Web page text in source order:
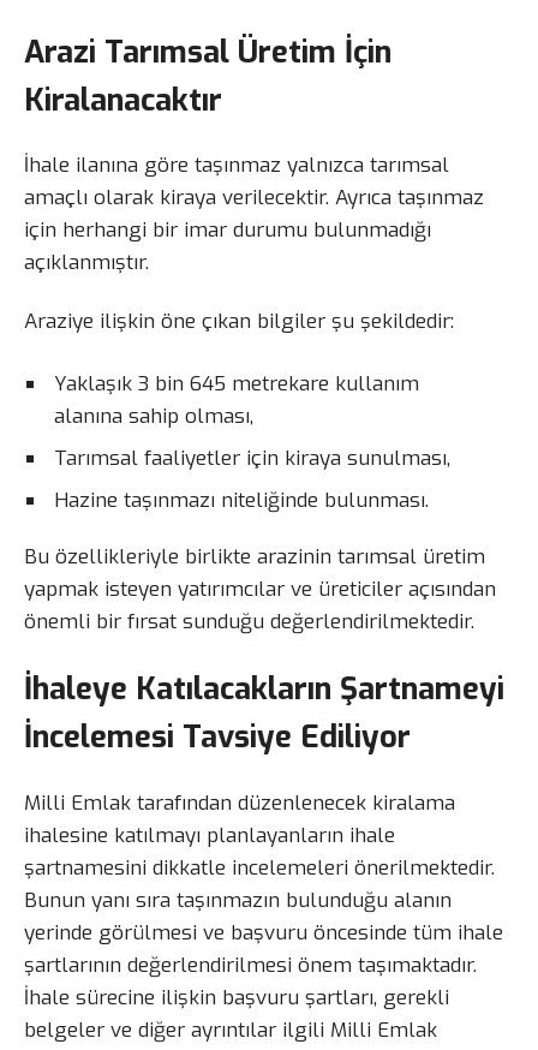
Arazi Tarımsal Üretim İçin
Kiralanacaktır
İhale ilanına göre taşınmaz yalnızca tarımsal
amaçlı olarak kiraya verilecektir. Ayrıca taşınmaz
için herhangi bir imar durumu bulunmadığı
açıklanmıştır.
Araziye ilişkin öne çıkan bilgiler şu şekildedir:
Yaklaşık 3 bin 645 metrekare kullanım
alanına sahip olması,
Tarımsal faaliyetler için kiraya sunulması,
Hazine taşınmazı niteliğinde bulunması.
Bu özellikleriyle birlikte arazinin tarımsal üretim
yapmak isteyen yatırımcılar ve üreticiler açısından
önemli bir fırsat sunduğu değerlendirilmektedir.
İhaleye Katılacakların Şartnameyi
İncelemesi Tavsiye Ediliyor
Milli Emlak tarafından düzenlenecek kiralama
ihalesine katılmayı planlayanların ihale
şartnamesini dikkatle incelemeleri önerilmektedir.
Bunun yanı sıra taşınmazın bulunduğu alanın
yerinde görülmesi ve başvuru öncesinde tüm ihale
şartlarının değerlendirilmesi önem taşımaktadır.
İhale sürecine ilişkin başvuru şartları, gerekli
belgeler ve diğer ayrıntılar ilgili Milli Emlak